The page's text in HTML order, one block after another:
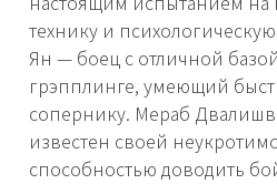
технику и
Ян — боец с отличной
грэпплинге, умеющий
сопернику. Мераб
известен своей
способностью доводить